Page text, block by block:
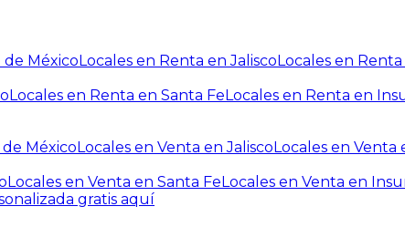
de MéxicoLocales en Renta en JaliscoLocales en
Locales en Renta en Santa FeLocales en Renta en
MéxicoLocales en Venta en JaliscoLocales en Venta
Locales en Venta en Santa FeLocales en Venta en
gratis aquí